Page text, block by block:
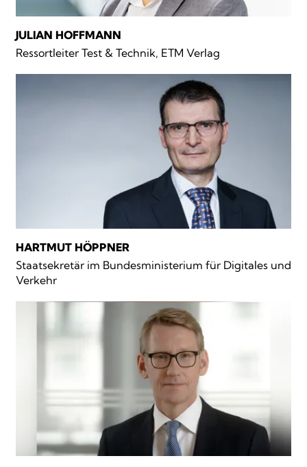
JULIAN HOFFMANN
Ressortleiter Test & Technik, ETM Verlag
HARTMUT HÖPPNER
Staatsekretär im Bundesministerium für Digitales und
Verkehr